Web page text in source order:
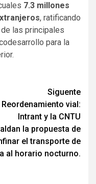
7.3 millones
, ratificando
las principales
para la
Siguente
Reordenamiento vial:
Intrant y la CNTU
la propuesta de
el transporte de
al horario nocturno.